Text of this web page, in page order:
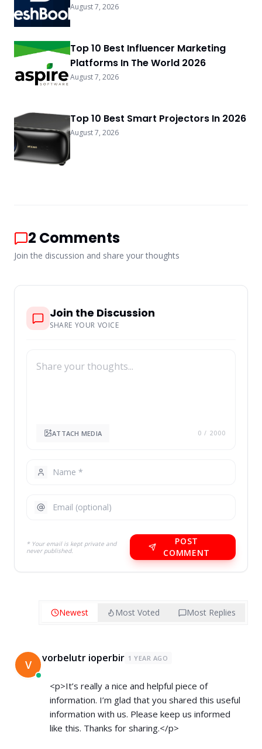
August 7, 2026
Top 10 Best Influencer Marketing
Platforms In The World 2026
August 7, 2026
Top 10 Best Smart Projectors In 2026
August 7, 2026
2 Comments
Join the discussion and share your thoughts
Join the Discussion
SHARE YOUR VOICE
ATTACH MEDIA 0 / 2000
* Your email is kept private and
never published.
POST
COMMENT
Newest Most Voted Most Replies
V vorbelutr ioperbir 1 YEAR AGO
<p>It’s really a nice and helpful piece of
information. I’m glad that you shared this useful
information with us. Please keep us informed
like this. Thanks for sharing.</p>